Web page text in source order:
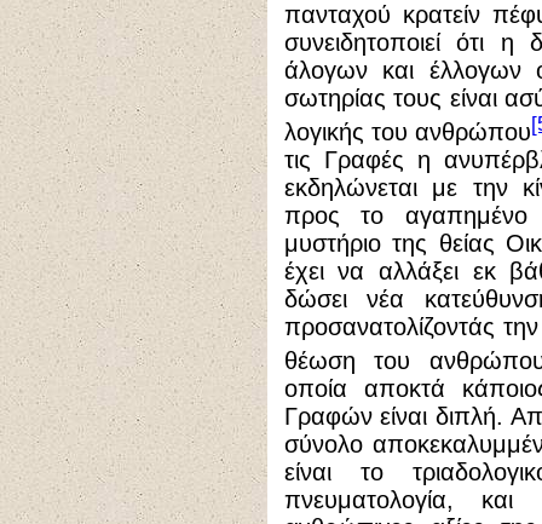
πανταχού κρατείν
συνειδητοποιεί ότι
άλογων και έλλογων
σωτηρίας τους είναι
λογικής του ανθρώπου
τις Γραφές η
εκδηλώνεται με την
προς το αγαπημένο
μυστήριο της θείας
έχει να αλλάξει εκ
δώσει νέα
προσανατολίζοντάς
θέωση του
οποία αποκτά
Γραφών είναι διπλή.
σύνολο
είναι το
πνευματολογία,